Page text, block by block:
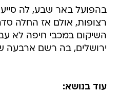
בהפועל באר שבע, לה סייע
רצופות, אולם אז החלה
השיקום במכבי חיפה לא
ירושלים, בה רשם ארבעה
עוד בנושא: